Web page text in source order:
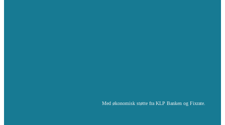
Med økonomisk støtte fra KLP Banken og Fixrate.